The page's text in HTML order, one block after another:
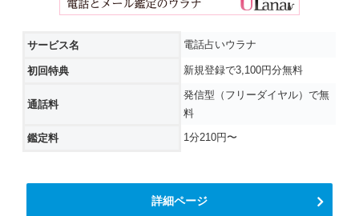
サービス名 電話占いウラナ
初回特典 新規登録で3,100円分無料
通話料
発信型（フリーダイヤル）で無
料
鑑定料 1分210円〜
詳細ページ